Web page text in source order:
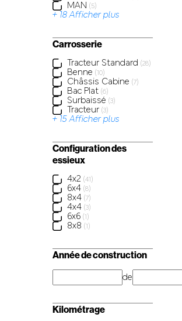
MAN (5)
+ 18 Afficher plus
Carrosserie
Tracteur Standard (28)
Benne (10)
Châssis Cabine (7)
Bac Plat (6)
Surbaissé (3)
Tracteur (3)
+ 15 Afficher plus
Configuration des
essieux
4x2 (41)
6x4 (8)
8x4 (7)
4x4 (3)
6x6 (1)
8x8 (1)
Année de construction
de
Kilométrage